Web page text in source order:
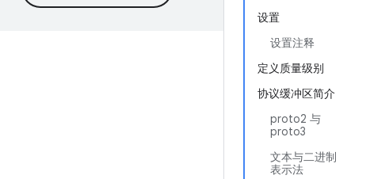
设置
设置注释
定义质量级别
协议缓冲区简介
proto2 与
proto3
文本与二进制
表示法